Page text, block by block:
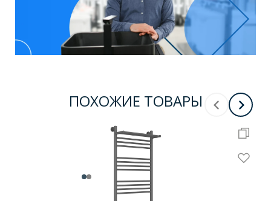
ПОХОЖИЕ ТОВАРЫ